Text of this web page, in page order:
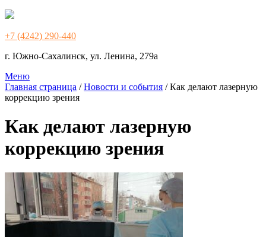
+7 (4242) 290-440
г. Южно-Сахалинск, ул. Ленина, 279а
Меню
Главная страница /Новости и события /Как делают лазерную
коррекцию зрения
Как делают лазерную
коррекцию зрения